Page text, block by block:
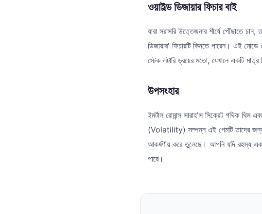
ওয়াইল্ড ডিজায়ার ফিচার বাই
যারা সরাসরি উত্তেজনার শীর্ষে পৌঁছাতে
ডিজায়ার' ফিচারটি কিনতে পারেন। এই
স্টেক লটারি ড্রয়ের মতো, যেখানে একটি
উপসংহার
ইমর্টাল রোমান্স সারাহ'স সিক্রেট গথিক
(Volatility) সম্পন্ন এই গেমটি তাদের জন্য
আকর্ষণীয় করে তুলেছে। আপনি যদি রহস্য
পারে।